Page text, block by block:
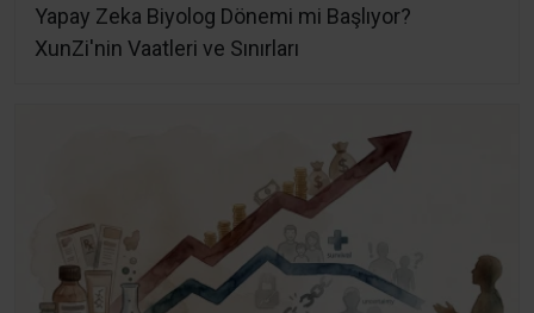
Yapay Zeka Biyolog Dönemi mi Başlıyor?
XunZi'nin Vaatleri ve Sınırları